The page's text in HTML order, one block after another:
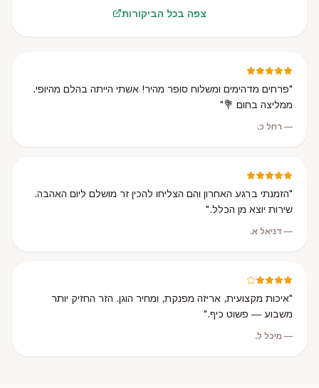
צפה בכל הביקורות
"פרחים מדהימים ומשלוח סופר מהיר! אשתי הייתה בהלם מהיופי.
ממליצה בחום 💐"
— רחל כ.
"הזמנתי ברגע האחרון והם הצליחו להכין זר מושלם ליום האהבה.
שירות יוצא מן הכלל."
— דניאל א.
"איכות מקצועית, אריזה מפנקת, ומחיר הוגן. הזר החזיק יותר
משבוע — פשוט כיף."
— מיכל ל.